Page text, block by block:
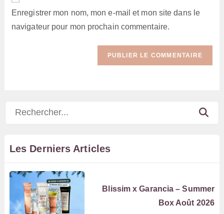
votre
site
(facultatif)
Enregistrer mon nom, mon e-mail et mon site dans le
navigateur pour mon prochain commentaire.
Les Derniers Articles
Blissim x Garancia – Summer
Box Août 2026